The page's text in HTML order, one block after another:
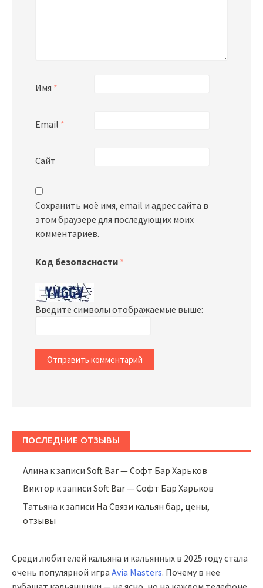
Имя *
Email *
Сайт
Сохранить моё имя, email и адрес сайта в
этом браузере для последующих моих
комментариев.
Код безопасности *
Введите символы отображаемые выше:
ПОСЛЕДНИЕ ОТЗЫВЫ
Алина к записиSoft Bar — Софт Бар Харьков
Виктор к записиSoft Bar — Софт Бар Харьков
Татьяна к записи На Связи кальян бар, цены,
отзывы
Среди любителей кальяна и кальянных в 2025 году стала
очень популярной игра Avia Masters. Почему в нее